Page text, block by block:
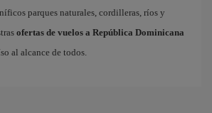
parques naturales, cordilleras, ríos y
ofertas de vuelos a República Dominicana
al alcance de todos.